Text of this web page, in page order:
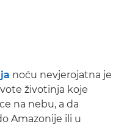
noću nevjerojatna je
životinja koje
na nebu, a da
Amazonije ili u